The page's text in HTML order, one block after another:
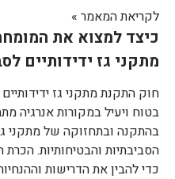
לקריאת המאמר »
כיצד למצוא את
מתקני גז ידידותיים
חוק התקנת מתקני גז
בטוח ויעיל במקורות אנרגיה
בהתקנה ובתחזוקה של מתקני
הסביבתיות והבטיחותיות. הכרת
כדי להבין את הדרישות